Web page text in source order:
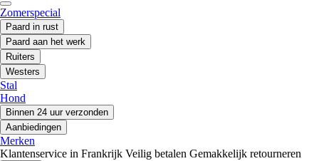
Zomerspecial
Paard in rust
Paard aan het werk
Ruiters
Westers
Stal
Hond
Binnen 24 uur verzonden
Aanbiedingen
Merken
Klantenservice in Frankrijk Veilig betalen Gemakkelijk retourneren